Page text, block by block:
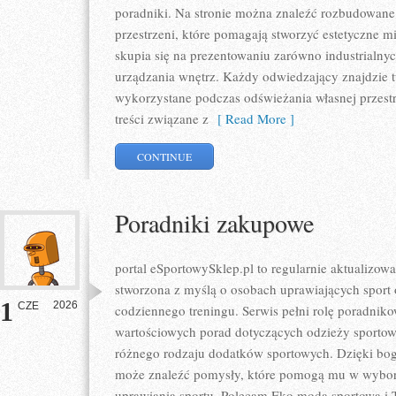
poradniki. Na stronie można znaleźć
przestrzeni, które pomagają stworzyć estetyczne
skupia się na prezentowaniu zarówno
urządzania wnętrz. Każdy odwiedzający znajdzie
wykorzystane podczas odświeżania własnej
treści związane z [ Read More ]
CONTINUE
1 CZE 2026
Poradniki zakupowe
portal eSportowySklep.pl to regularnie
stworzona z myślą o osobach uprawiających
codziennego treningu. Serwis pełni rolę
wartościowych porad dotyczących odzieży
różnego rodzaju dodatków sportowych. Dzięki
może znaleźć pomysły, które pomogą mu w